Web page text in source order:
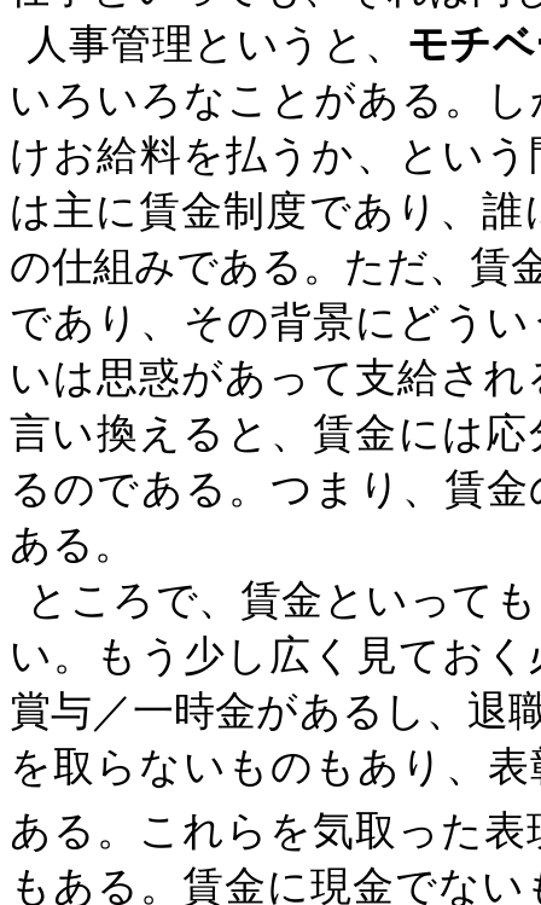
人事管理というと、 モチ
いろいろなことがある。
けお給料を払うか、とい
は主に賃金制度であり、
の仕組みである。ただ、賃
であり、その背景にどう
いは思惑があって支給さ
言い換えると、賃金には
るのである。つまり、賃
ある。
ところで、賃金といって
い。もう少し広く見てお
賞与／一時金があるし、退
を取らないものもあり、
ある。これらを気取った表
もある。賃金に現金でな